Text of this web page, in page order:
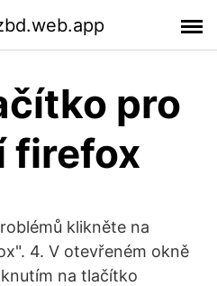
pro
firefox
klikněte na
4. V otevřeném okně
na tlačítko